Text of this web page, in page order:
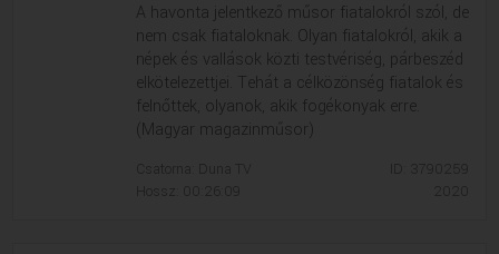
A havonta jelentkező műsor fiatalokról szól, de
nem csak fiataloknak. Olyan fiatalokról, akik a
népek és vallások közti testvériség, párbeszéd
elkötelezettjei. Tehát a célközönség fiatalok és
felnőttek, olyanok, akik fogékonyak erre.
(Magyar magazinműsor)
Csatorna: Duna TV
Hossz: 00:26:09
ID: 3790259